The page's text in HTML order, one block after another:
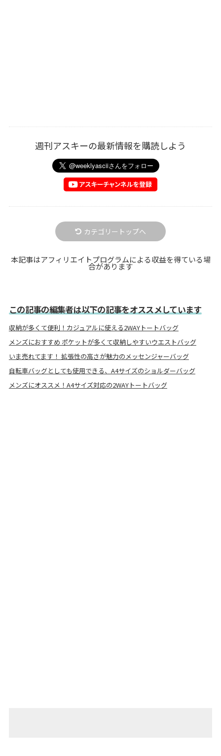
週刊アスキーの最新情報を購読しよう
カテゴリートップへ
本記事はアフィリエイトプログラムによる収益を得ている場
合があります
この記事の編集者は以下の記事をオススメしています
収納が多くて便利！カジュアルに使える2WAYトートバッグ
メンズにおすすめ ポケットが多くて収納しやすいウエストバッグ
いま売れてます！ 拡張性の高さが魅力のメッセンジャーバッグ
自転車バッグとしても使用できる、A4サイズのショルダーバッグ
メンズにオススメ！A4サイズ対応の2WAYトートバッグ